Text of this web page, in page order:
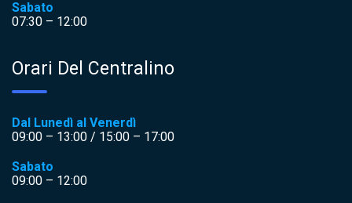
Sabato
07:30 – 12:00
Orari Del Centralino
Dal Lunedì al Venerdì
09:00 – 13:00 / 15:00 – 17:00
Sabato
09:00 – 12:00